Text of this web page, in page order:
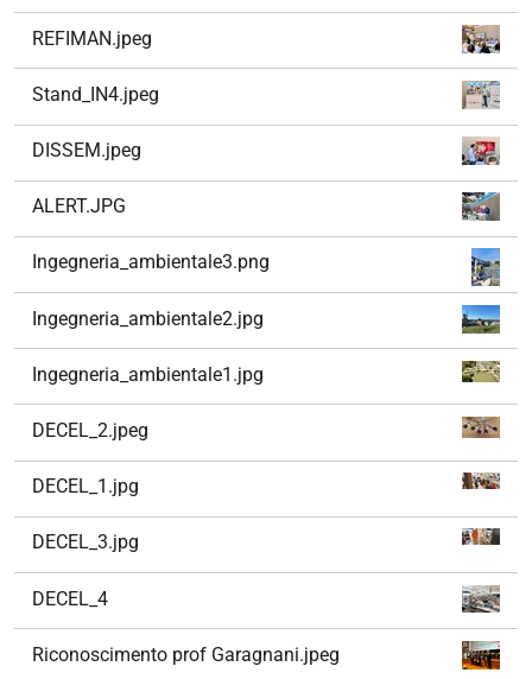
REFIMAN.jpeg
Stand_IN4.jpeg
DISSEM.jpeg
ALERT.JPG
Ingegneria_ambientale3.png
Ingegneria_ambientale2.jpg
Ingegneria_ambientale1.jpg
DECEL_2.jpeg
DECEL_1.jpg
DECEL_3.jpg
DECEL_4
Riconoscimento prof Garagnani.jpeg